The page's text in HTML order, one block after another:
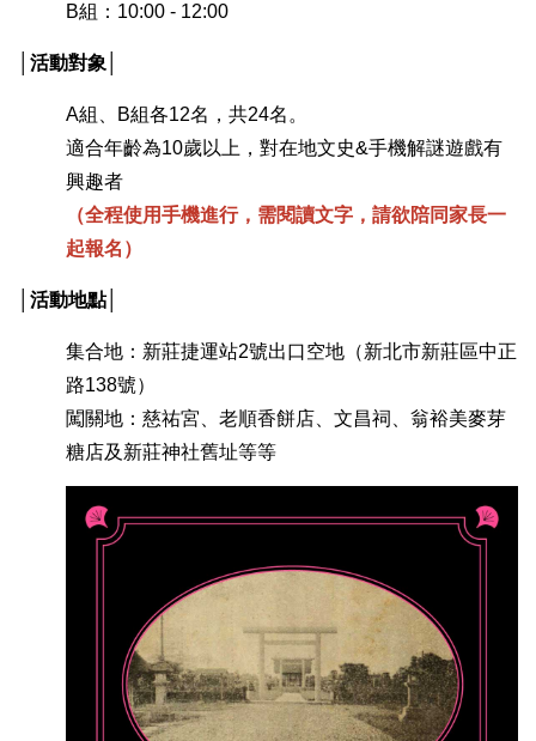
B組：10:00 - 12:00
│活動對象│
A組、B組各12名，共24名。
適合年齡為10歲以上，對在地文史&手機解謎遊戲有
興趣者
（全程使用手機進行，需閱讀文字，請欲陪同家長一
起報名）
│活動地點│
集合地：新莊捷運站2號出口空地（新北市新莊區中正
路138號）
闖關地：慈祐宮、老順香餅店、文昌祠、翁裕美麥芽
糖店及新莊神社舊址等等